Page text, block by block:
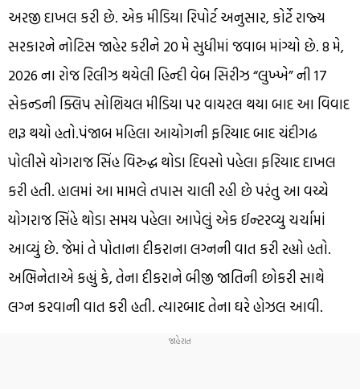
અરજી દાખલ કરી છે. એક મીડિયા રિપોર્ટ અનુસાર, કોર્ટે રાજ્ય
સરકારને નોટિસ જાહેર કરીને 20 મે સુધીમાં જવાબ માંગ્યો છે. 8 મે,
2026 ના રોજ રિલીઝ થયેલી હિન્દી વેબ સિરીઝ “લુખ્ખે” ની 17
સેકન્ડની ક્લિપ સોશિયલ મીડિયા પર વાયરલ થયા બાદ આ વિવાદ
શરૂ થયો હતો.પંજાબ મહિલા આયોગની ફરિયાદ બાદ ચંદીગઢ
પોલીસે યોગરાજ સિંહ વિરુદ્ધ થોડા દિવસો પહેલા ફરિયાદ દાખલ
કરી હતી. હાલમાં આ મામલે તપાસ ચાલી રહી છે પરંતુ આ વચ્ચે
યોગરાજ સિંહે થોડા સમય પહેલા આપેલું એક ઈન્ટરવ્યુ ચર્ચામાં
આવ્યું છે. જેમાં તે પોતાના દીકરાના લગ્નની વાત કરી રહ્યો હતો.
અભિનેતાએ કહ્યું કે, તેના દીકરાને બીજી જાતિની છોકરી સાથે
લગ્ન કરવાની વાત કરી હતી. ત્યારબાદ તેના ઘરે હોઝલ આવી.